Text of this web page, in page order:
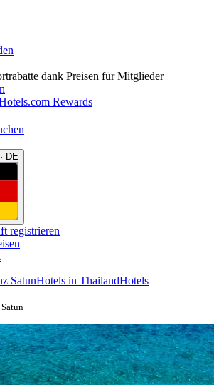
dank Preisen für Mitglieder
Rewards
DE
registrieren
SatunHotels in ThailandHotels